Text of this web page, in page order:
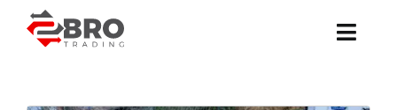
naar
inhoud